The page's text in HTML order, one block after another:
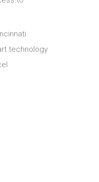
technology